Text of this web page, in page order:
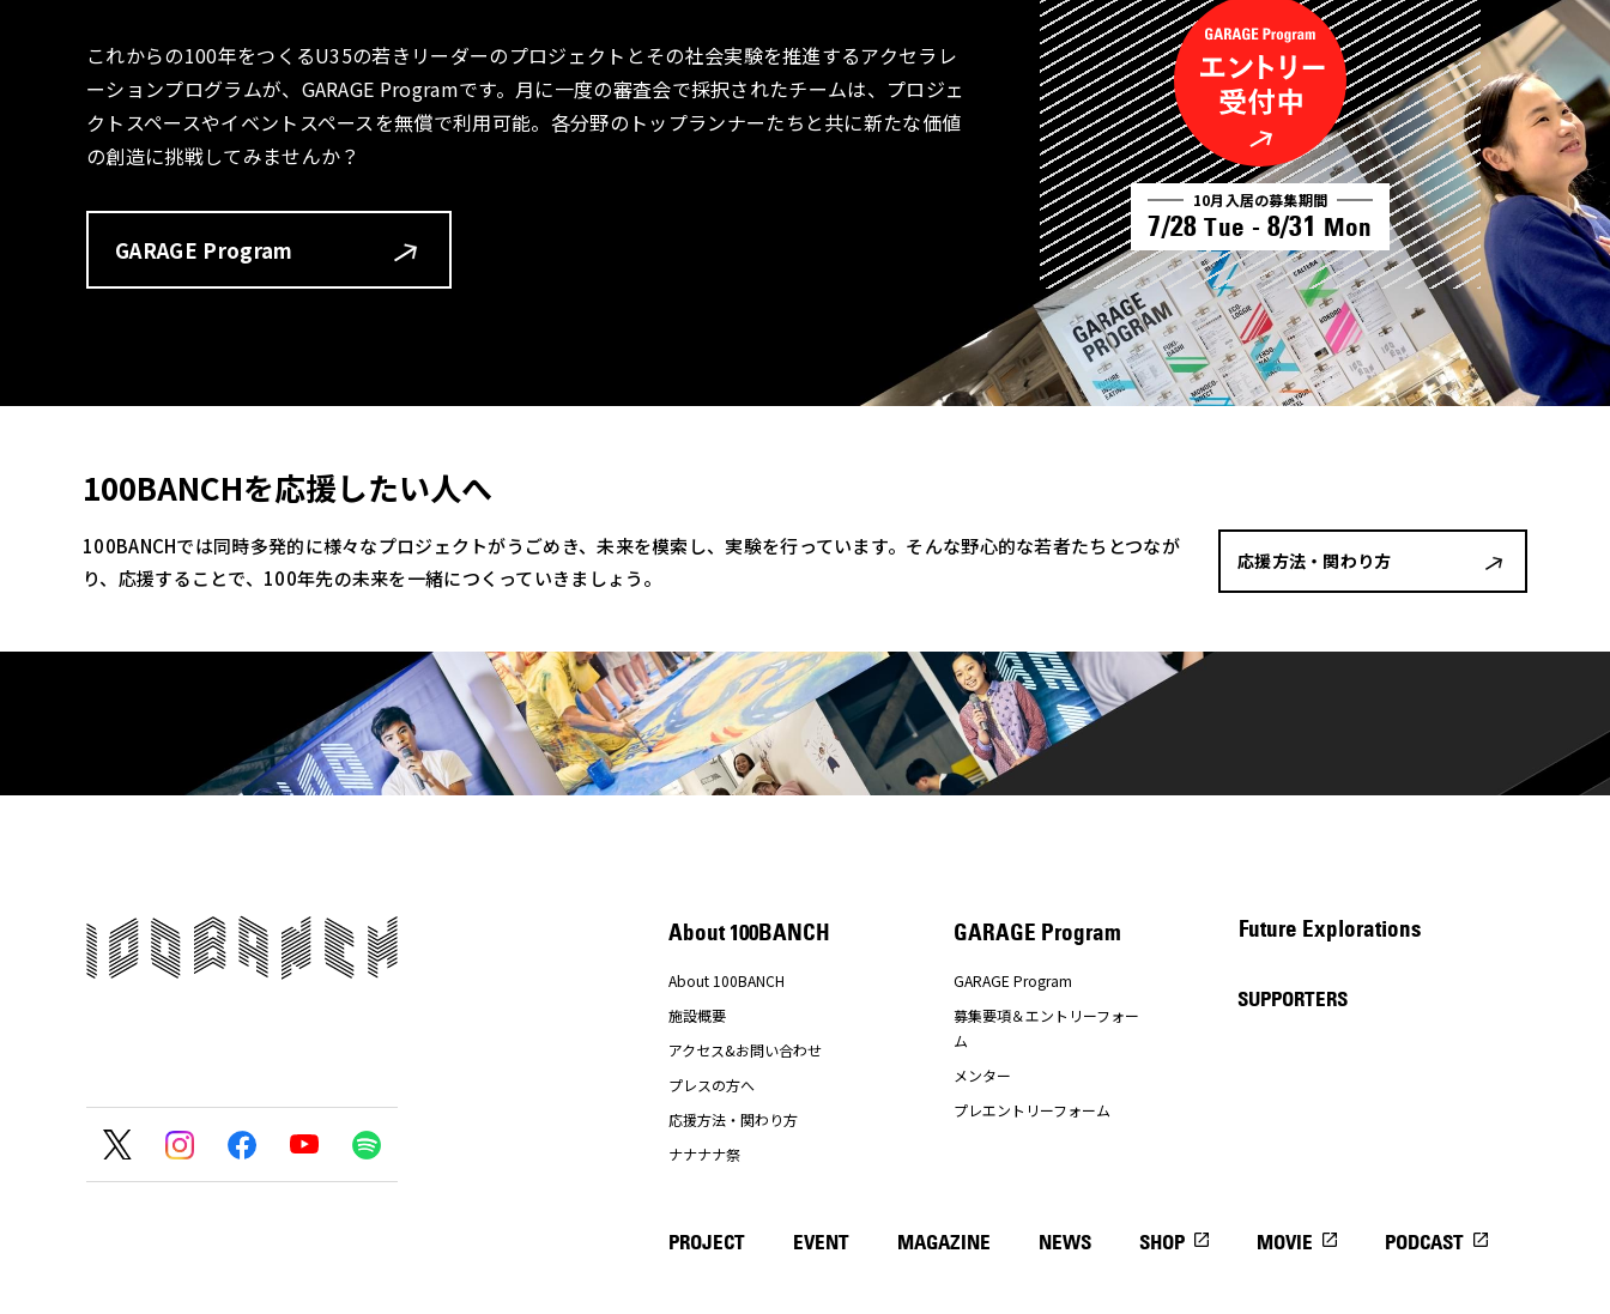
これからの100年をつくるU35の若きリーダーのプロジェクトとその社会実験を推進するアクセラレ
ーションプログラムが、GARAGE Programです。月に一度の審査会で採択されたチームは、プロジェ
クトスペースやイベントスペースを無償で利用可能。各分野のトップランナーたちと共に新たな価値
の創造に挑戦してみませんか？
GARAGE Program
10月入居の募集期間
7/28 Tue - 8/31 Mon
100BANCHを応援したい人へ
100BANCHでは同時多発的に様々なプロジェクトがうごめき、未来を模索し、実験を行っています。そんな野心的な若者たちとつなが
り、応援することで、100年先の未来を一緒につくっていきましょう。
応援方法・関わり方
About 100BANCH
About 100BANCH
施設概要
アクセス&お問い合わせ
プレスの方へ
応援方法・関わり方
ナナナナ祭
GARAGE Program
GARAGE Program
募集要項＆エントリーフォー
ム
メンター
プレエントリーフォーム
Future Explorations
SUPPORTERS
PROJECT EVENT MAGAZINE NEWS SHOP MOVIE PODCAST